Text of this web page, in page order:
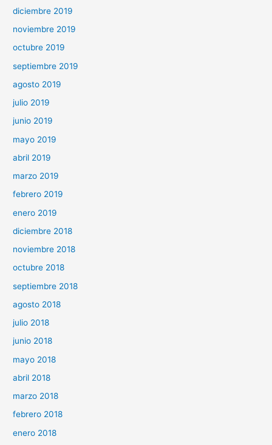
diciembre 2019
noviembre 2019
octubre 2019
septiembre 2019
agosto 2019
julio 2019
junio 2019
mayo 2019
abril 2019
marzo 2019
febrero 2019
enero 2019
diciembre 2018
noviembre 2018
octubre 2018
septiembre 2018
agosto 2018
julio 2018
junio 2018
mayo 2018
abril 2018
marzo 2018
febrero 2018
enero 2018